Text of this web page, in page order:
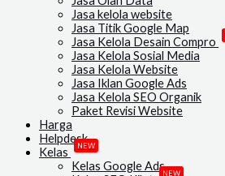
Jasa kelola website
Jasa Titik Google Map
Jasa Kelola Desain Compro
Jasa Kelola Sosial Media
Jasa Kelola Website
Jasa Iklan Google Ads
Jasa Kelola SEO Organik
Paket Revisi Website
Harga
Helpdesk
Kelas
NEW
Kelas Google Ads
NEW